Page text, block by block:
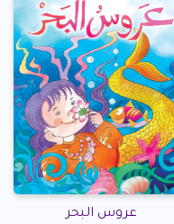
عروس البحر